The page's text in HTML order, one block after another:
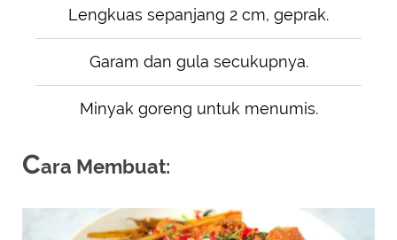
Lengkuas sepanjang 2 cm, geprak.
Garam dan gula secukupnya.
Minyak goreng untuk menumis.
Cara Membuat: